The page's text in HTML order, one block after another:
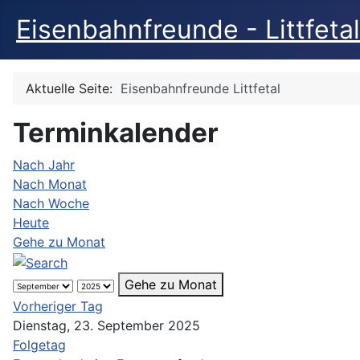
Eisenbahnfreunde -
Aktuelle Seite: Eisenbahnfreunde Littfetal
Terminkalender
Nach Jahr
Nach Monat
Nach Woche
Heute
Gehe zu Monat
Gehe zu Monat
Vorheriger Tag
Dienstag, 23. September 2025
Folgetag